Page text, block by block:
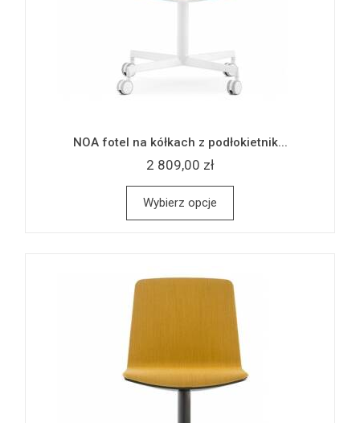
NOA fotel na kółkach z podłokietnik...
2 809,00 zł
Wybierz opcje